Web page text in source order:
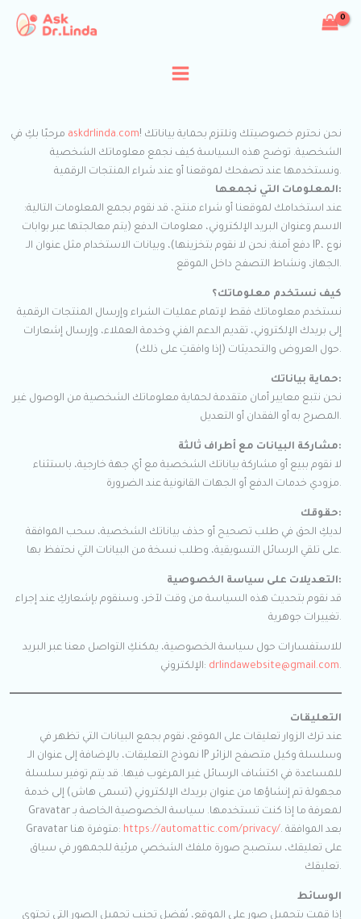
askdrlinda.com! نحن نحترم خصوصيتك ونلتزم بحماية بياناتك
الشخصية. توضح هذه السياسة كيف نجمع معلوماتك الشخصية
ونستخدمها عند تصفحك لموقعنا أو عند شراء المنتجات الرقمية.
المعلومات التي نجمعها:
عند استخدامك لموقعنا أو شراء منتج، قد نقوم بجمع المعلومات التالية:
الاسم وعنوان البريد الإلكتروني، معلومات الدفع (يتم معالجتها عبر بوابات
دفع آمنة; نحن لا نقوم بتخزينها)، وبيانات الاستخدام مثل عنوان الـ IP، نوع
الجهاز، ونشاط التصفح داخل الموقع.
كيف نستخدم معلوماتك؟
نستخدم معلوماتك فقط لإتمام عمليات الشراء وإرسال المنتجات الرقمية
إلى بريدك الإلكتروني، تقديم الدعم الفني وخدمة العملاء، وإرسال إشعارات
حول العروض والتحديثات (إذا وافقتِ على ذلك).
حماية بياناتك:
نحن نتبع معايير أمان متقدمة لحماية معلوماتك الشخصية من الوصول غير
المصرح به أو الفقدان أو التعديل.
مشاركة البيانات مع أطراف ثالثة:
لا نقوم ببيع أو مشاركة بياناتك الشخصية مع أي جهة خارجية، باستثناء
مزودي خدمات الدفع أو الجهات القانونية عند الضرورة.
حقوقك:
لديكِ الحق في طلب تصحيح أو حذف بياناتك الشخصية، سحب الموافقة
على تلقي الرسائل التسويقية، وطلب نسخة من البيانات التي نحتفظ بها.
التعديلات على سياسة الخصوصية:
قد نقوم بتحديث هذه السياسة من وقت لآخر، وسنقوم بإشعاركِ عند إجراء
تغييرات جوهرية.
للاستفسارات حول سياسة الخصوصية، يمكنكِ التواصل معنا عبر البريد
الإلكتروني: drlindawebsite@gmail.com.
التعليقات
عند ترك الزوار تعليقات على الموقع، نقوم بجمع البيانات التي تظهر في
نموذج التعليقات، بالإضافة إلى عنوان الـ IP وسلسلة وكيل متصفح الزائر
للمساعدة في اكتشاف الرسائل غير المرغوب فيها. قد يتم توفير سلسلة
مجهولة تم إنشاؤها من عنوان بريدك الإلكتروني (تسمى هاش) إلى خدمة
Gravatar لمعرفة ما إذا كنت تستخدمها. سياسة الخصوصية الخاصة بـ
Gravatar متوفرة هنا: https://automattic.com/privacy/. بعد الموافقة
على تعليقك، ستصبح صورة ملفك الشخصي مرئية للجمهور في سياق
تعليقك.
الوسائط
إذا قمت بتحميل صور على الموقع، يُفضل تجنب تحميل الصور التي تحتوي